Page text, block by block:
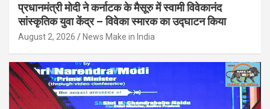
प्रधानमंत्री मोदी ने कर्नाटक के मैसूरु में स्वामी विवेकानंद
सांस्कृतिक युवा केंद्र – विवेका स्मारक का उद्घाटन किया
August 2, 2026 News Make in India